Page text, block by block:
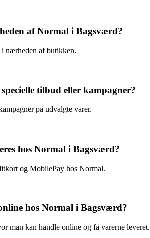
af Normal i Bagsværd?
i nærheden af butikken.
tilbud eller kampagner?
på udvalgte varer.
hos Normal i Bagsværd?
og MobilePay hos Normal.
hos Normal i Bagsværd?
man kan handle online og få varerne leveret.